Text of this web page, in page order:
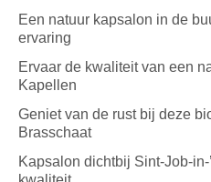
Een natuur kapsalon in de
ervaring
Ervaar de kwaliteit van een
Kapellen
Geniet van de rust bij deze
Brasschaat
Kapsalon dichtbij Sint-Job-